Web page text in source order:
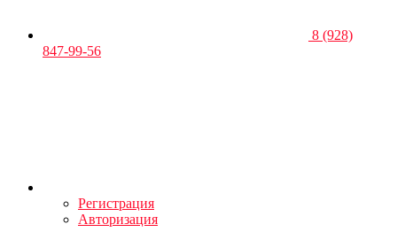
8 (928)
847-99-56
Регистрация
Авторизация